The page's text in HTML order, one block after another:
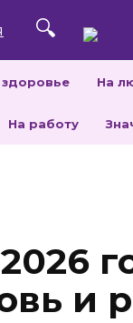
здоровье На
На работу
и